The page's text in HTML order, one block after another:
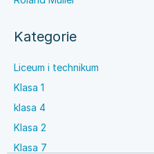
Kategorie
Liceum i technikum
Klasa 1
klasa 4
Klasa 2
Klasa 7